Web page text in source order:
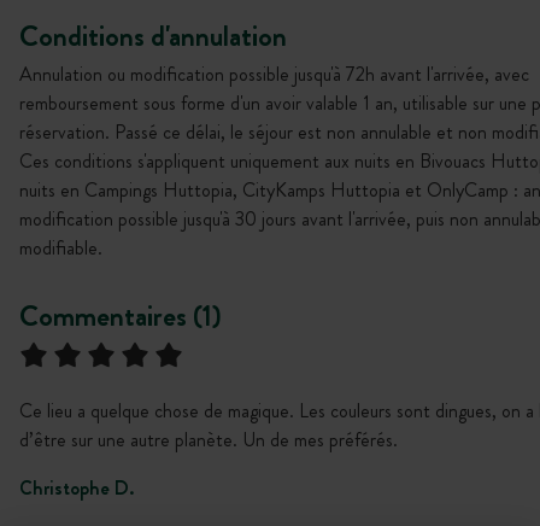
Conditions d'annulation
Annulation ou modification possible jusqu'à 72h avant l'arrivée, avec
remboursement sous forme d'un avoir valable 1 an, utilisable sur une
réservation. Passé ce délai, le séjour est non annulable et non
Ces conditions s'appliquent uniquement aux nuits en Bivouacs
nuits en Campings Huttopia, CityKamps Huttopia et OnlyCamp :
modification possible jusqu'à 30 jours avant l'arrivée, puis non
modifiable.
Commentaires (1)
Ce lieu a quelque chose de magique. Les couleurs sont dingues, on a
d’être sur une autre planète. Un de mes préférés.
Christophe D.